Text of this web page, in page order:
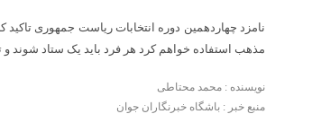
نامزد چهاردهمین دوره انتخابات ریاست جمهوری
مذهب استفاده خواهم کرد هر فرد باید یک ستاد شوند و
نویسنده : محمد محتاطی
منبع خبر : باشگاه خبرنگاران جوان